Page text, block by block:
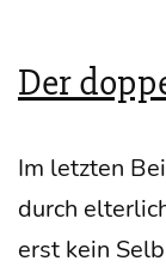
Der
Im letz­ten
durch
erst kein